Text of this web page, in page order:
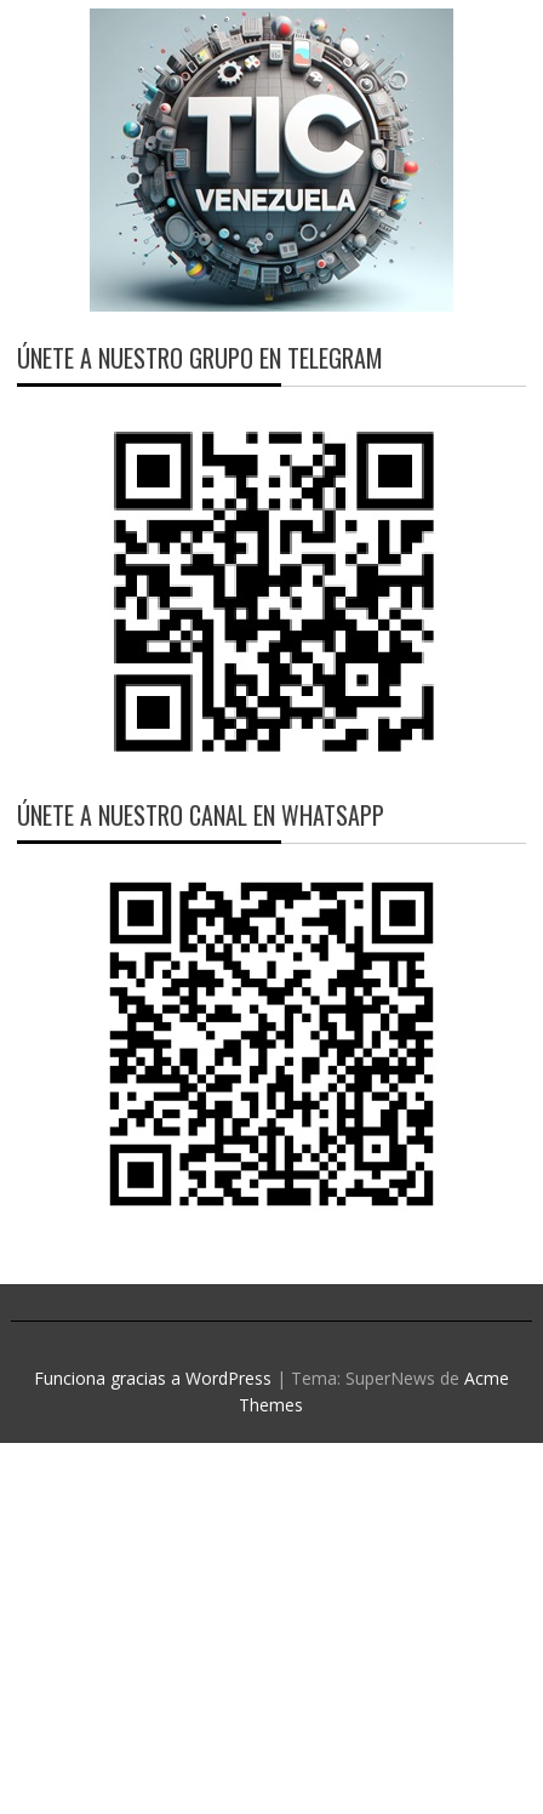
ÚNETE A NUESTRO GRUPO EN TELEGRAM
ÚNETE A NUESTRO CANAL EN WHATSAPP
Funciona gracias a WordPress | Tema: SuperNews de Acme
Themes